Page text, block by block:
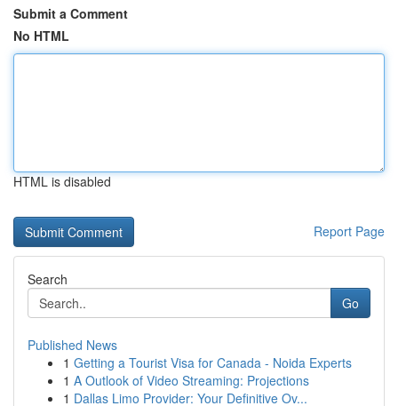
Submit a Comment
No HTML
HTML is disabled
Report Page
Search
Go
Published News
1 Getting a Tourist Visa for Canada - Noida Experts
1 A Outlook of Video Streaming: Projections
1 Dallas Limo Provider: Your Definitive Ov...